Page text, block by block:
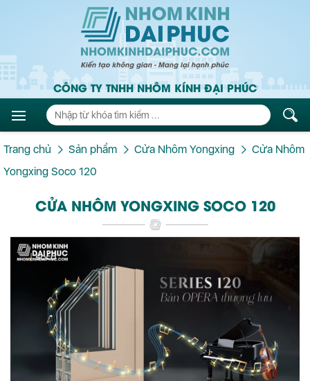
CÔNG TY TNHH NHÔM KÍNH ĐẠI PHÚC
Trang chủ Sản phẩm Cửa Nhôm Yongxing
Cửa Nhôm
Yongxing Soco 120
CỬA NHÔM YONGXING SOCO 120